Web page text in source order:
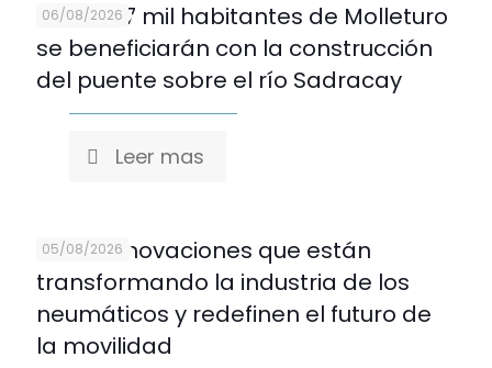
06/08/2026
Más de 7 mil habitantes de Molleturo
se beneficiarán con la construcción
del puente sobre el río Sadracay
Leer mas
05/08/2026
Cinco innovaciones que están
transformando la industria de los
neumáticos y redefinen el futuro de
la movilidad